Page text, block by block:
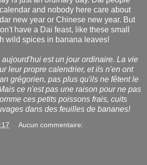
and nobody here care about
new year or Chinese new year. But
have a Dai feast, like these small
wild spices in banana leaves!
est un jour ordinaire. La vie
leur propre calendrier, et ils n'en ont
grégorien, pas plus qu'ils ne fêtent le
ce n'est pas une raison pour ne pas
ces petits poissons frais, cuits
dans des feuilles de bananes!
Aucun commentaire: